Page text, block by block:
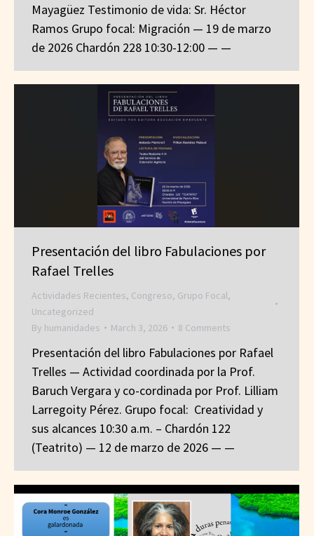
Mayagüez Testimonio de vida: Sr. Héctor
Ramos Grupo focal: Migración — 19 de marzo
de 2026 Chardón 228 10:30-12:00 — —
Presentación del libro Fabulaciones por
Rafael Trelles
Actividades Recientes, Congreso, Grupo Focal,
Uncategorized
By humanidades March 3, 2026 8 Comments
Presentación del libro Fabulaciones por Rafael
Trelles — Actividad coordinada por la Prof.
Baruch Vergara y co-cordinada por Prof. Lilliam
Larregoity Pérez. Grupo focal: Creatividad y
sus alcances 10:30 a.m. – Chardón 122
(Teatrito) — 12 de marzo de 2026 — —